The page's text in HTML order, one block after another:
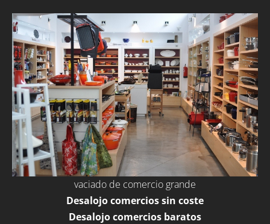
vaciado de comercio grande
Desalojo comercios sin coste
Desalojo comercios baratos